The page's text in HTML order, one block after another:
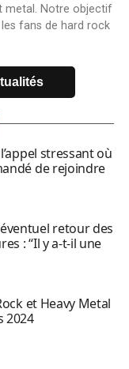
metal. Notre objectif
fans de hard rock
stressant où
de rejoindre
retour des
: “Il y a-t-il une
et Heavy Metal
2024